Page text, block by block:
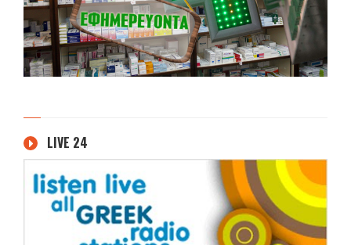
LIVE 24